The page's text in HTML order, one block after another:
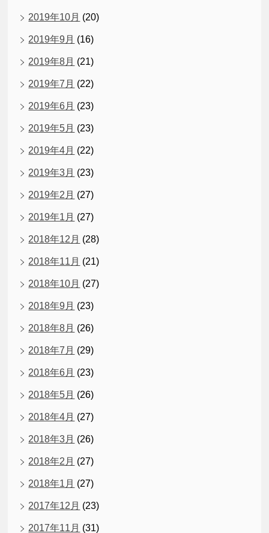
2019年10月 (20)
2019年9月 (16)
2019年8月 (21)
2019年7月 (22)
2019年6月 (23)
2019年5月 (23)
2019年4月 (22)
2019年3月 (23)
2019年2月 (27)
2019年1月 (27)
2018年12月 (28)
2018年11月 (21)
2018年10月 (27)
2018年9月 (23)
2018年8月 (26)
2018年7月 (29)
2018年6月 (23)
2018年5月 (26)
2018年4月 (27)
2018年3月 (26)
2018年2月 (27)
2018年1月 (27)
2017年12月 (23)
2017年11月 (31)